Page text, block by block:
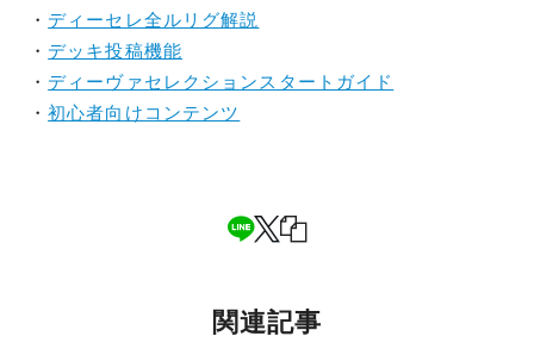
・ ディーセレ全ルリグ解説
・ デッキ投稿機能
・ ディーヴァセレクションスタートガイド
・初心者向けコンテンツ
関連記事